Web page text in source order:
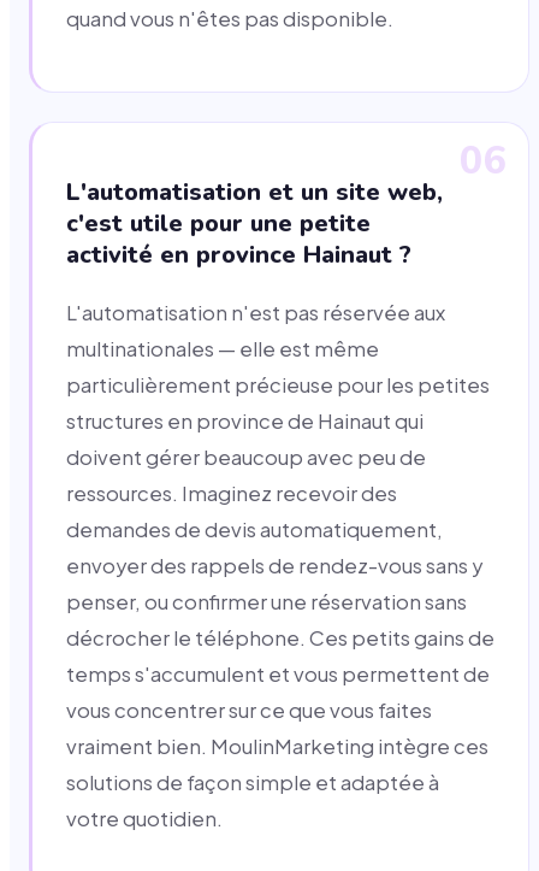
quand vous n'êtes pas disponible.
06
L'automatisation et un site web,
c'est utile pour une petite
activité en province Hainaut ?
L'automatisation n'est pas réservée aux
multinationales — elle est même
particulièrement précieuse pour les petites
structures en province de Hainaut qui
doivent gérer beaucoup avec peu de
ressources. Imaginez recevoir des
demandes de devis automatiquement,
envoyer des rappels de rendez-vous sans y
penser, ou confirmer une réservation sans
décrocher le téléphone. Ces petits gains de
temps s'accumulent et vous permettent de
vous concentrer sur ce que vous faites
vraiment bien. MoulinMarketing intègre ces
solutions de façon simple et adaptée à
votre quotidien.